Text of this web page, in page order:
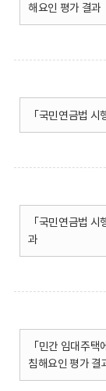
해요인 평가 결과
「국민연금법
「국민연금법
과
「민간 임대주
침해요인 평가 결